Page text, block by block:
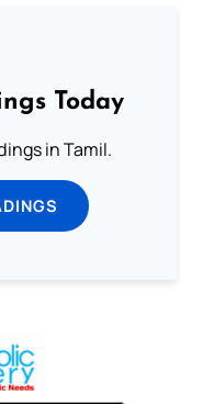
Today
in Tamil.